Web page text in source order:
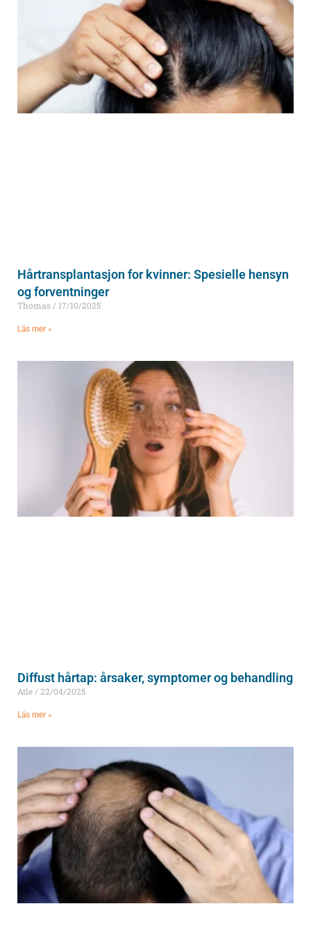
Hårtransplantasjon for kvinner: Spesielle hensyn
og forventninger
Thomas 17/10/2025
Läs mer »
Diffust hårtap: årsaker, symptomer og behandling
Atle 22/04/2025
Läs mer »